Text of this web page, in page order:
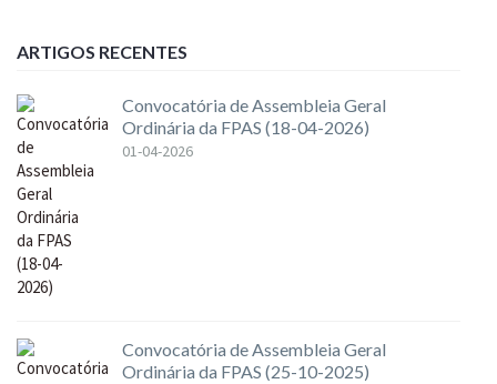
ARTIGOS RECENTES
Convocatória de Assembleia Geral
Ordinária da FPAS (18-04-2026)
01-04-2026
Convocatória de Assembleia Geral
Ordinária da FPAS (25-10-2025)